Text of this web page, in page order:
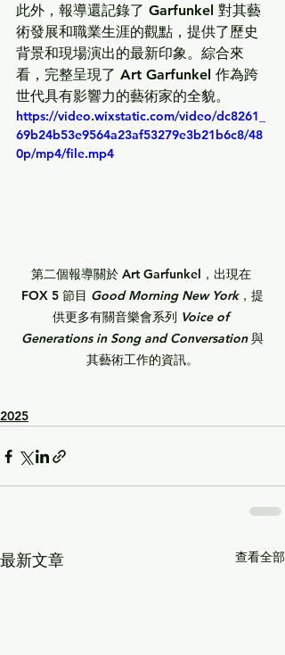
此外，報導還記錄了 Garfunkel 對其藝
術發展和職業生涯的觀點，提供了歷史
背景和現場演出的最新印象。綜合來
看，完整呈現了 Art Garfunkel 作為跨
世代具有影響力的藝術家的全貌。
https://video.wixstatic.com/video/dc8261_
69b24b53e9564a23af53279e3b21b6c8/48
0p/mp4/file.mp4
第二個報導關於 Art Garfunkel ，出現在
FOX 5 節目 Good Morning New York，提
供更多有關音樂會系列 Voice of
Generations in Song and Conversation 與
其藝術工作的資訊。
2025
最新文章 查看全部